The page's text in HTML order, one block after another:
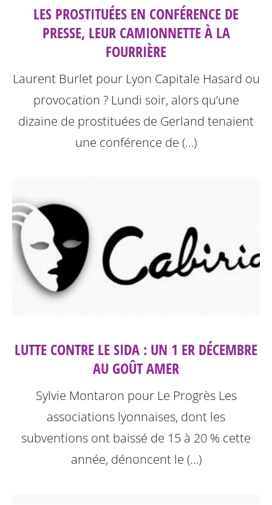
LES PROSTITUÉES EN CONFÉRENCE DE
PRESSE, LEUR CAMIONNETTE À LA
FOURRIÈRE
Laurent Burlet pour Lyon Capitale Hasard ou
provocation ? Lundi soir, alors qu’une
dizaine de prostituées de Gerland tenaient
une conférence de (…)
LUTTE CONTRE LE SIDA : UN 1 ER DÉCEMBRE
AU GOÛT AMER
Sylvie Montaron pour Le Progrès Les
associations lyonnaises, dont les
subventions ont baissé de 15 à 20 % cette
année, dénoncent le (…)